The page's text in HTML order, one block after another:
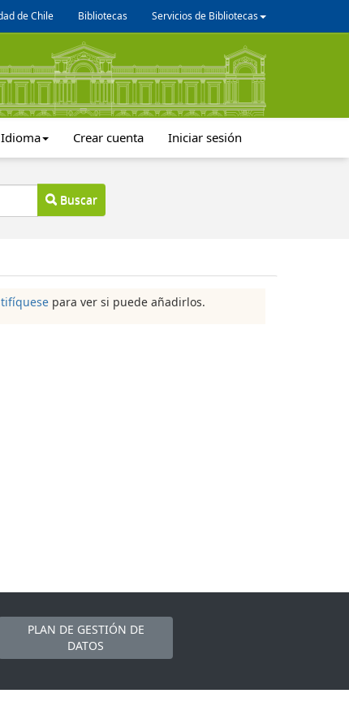
de Chile Bibliotecas Servicios de Bibliotecas
Idioma Crear cuenta Iniciar sesión
Buscar
para ver si puede añadirlos.
PLAN DE GESTIÓN DE
DATOS